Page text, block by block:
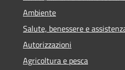
Ambiente
Salute, benessere e
Autorizzazioni
Agricoltura e pesca